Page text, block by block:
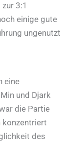
3:1
einige gute
ungenutzt
eine
und Djark
die Partie
konzentriert
des